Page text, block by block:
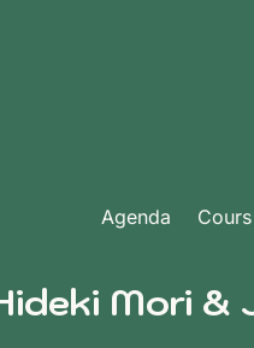
Agenda
Mori &